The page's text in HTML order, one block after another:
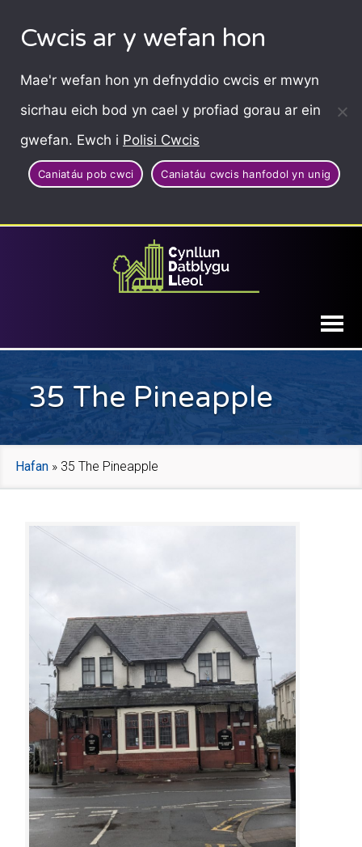
Cwcis ar y wefan hon
Mae'r wefan hon yn defnyddio cwcis er mwyn
sicrhau eich bod yn cael y profiad gorau ar ein
gwefan. Ewch i Polisi Cwcis
Caniatáu pob cwci Caniatáu cwcis hanfodol yn unig
35 The Pineapple
Hafan » 35 The Pineapple